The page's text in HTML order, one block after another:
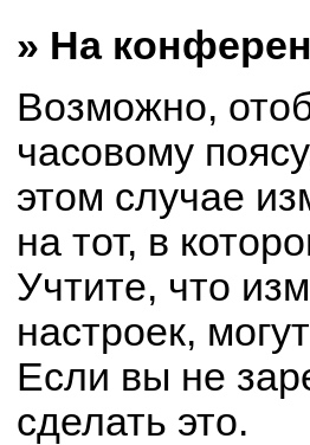
» На
Возможно,
часовому
этом случае
на тот, в
Учтите, что
настроек,
Если вы не
сделать это.